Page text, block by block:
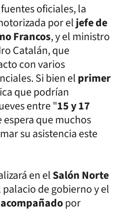
oficiales, la
por eljefe de
Francos, y el ministro
Catalán, que
con varios
Si bien elprimer
que podrían
entre "15 y 17
espera que muchos
su asistencia este
en elSalón Norte
de gobierno y el
acompañadopor